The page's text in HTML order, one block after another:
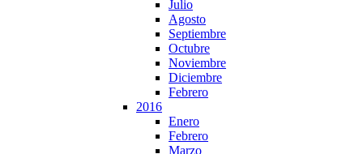
Julio
Agosto
Septiembre
Octubre
Noviembre
Diciembre
Febrero
2016
Enero
Febrero
Marzo